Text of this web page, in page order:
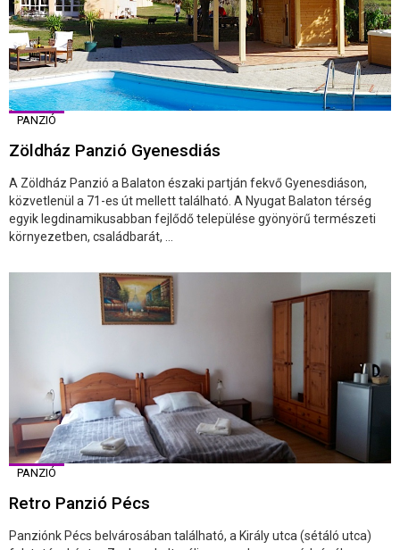
PANZIÓ
Zöldház Panzió Gyenesdiás
A Zöldház Panzió a Balaton északi partján fekvő Gyenesdiáson,
közvetlenül a 71-es út mellett található. A Nyugat Balaton térség
egyik legdinamikusabban fejlődő települése gyönyörű természeti
környezetben, családbarát, ...
PANZIÓ
Retro Panzió Pécs
Panziónk Pécs belvárosában található, a Király utca (sétáló utca)